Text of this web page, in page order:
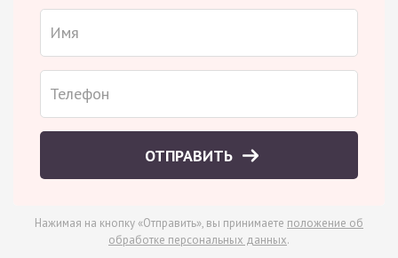
ОТПРАВИТЬ
Нажимая на кнопку «Отправить», вы принимаете положение об
обработке персональных данных.